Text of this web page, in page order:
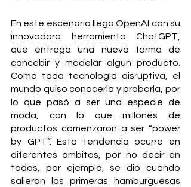
En este escenario llega OpenAI con su
innovadora herramienta ChatGPT,
que entrega una nueva forma de
concebir y modelar algún producto.
Como toda tecnología disruptiva, el
mundo quiso conocerla y probarla, por
lo que pasó a ser una especie de
moda, con lo que millones de
productos comenzaron a ser “power
by GPT”. Esta tendencia ocurre en
diferentes ámbitos, por no decir en
todos, por ejemplo, se dio cuando
salieron las primeras hamburguesas